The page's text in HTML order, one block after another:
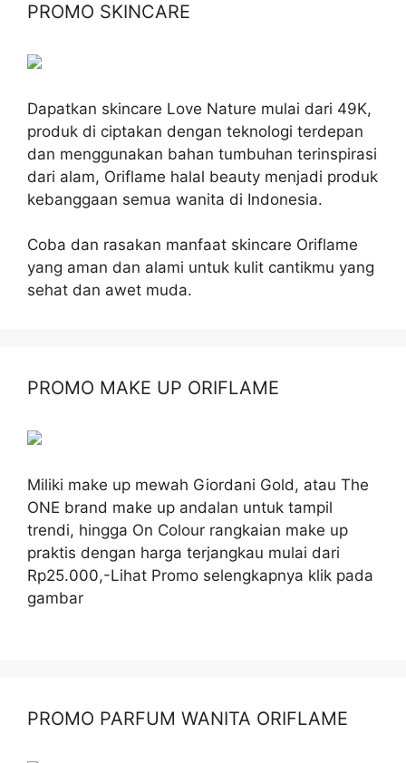
PROMO SKINCARE
Dapatkan skincare Love Nature mulai dari 49K,
produk di ciptakan dengan teknologi terdepan
dan menggunakan bahan tumbuhan terinspirasi
dari alam, Oriflame halal beauty menjadi produk
kebanggaan semua wanita di Indonesia.
Coba dan rasakan manfaat skincare Oriflame
yang aman dan alami untuk kulit cantikmu yang
sehat dan awet muda.
PROMO MAKE UP ORIFLAME
Miliki make up mewah Giordani Gold, atau The
ONE brand make up andalan untuk tampil
trendi, hingga On Colour rangkaian make up
praktis dengan harga terjangkau mulai dari
Rp25.000,-Lihat Promo selengkapnya klik pada
gambar
PROMO PARFUM WANITA ORIFLAME